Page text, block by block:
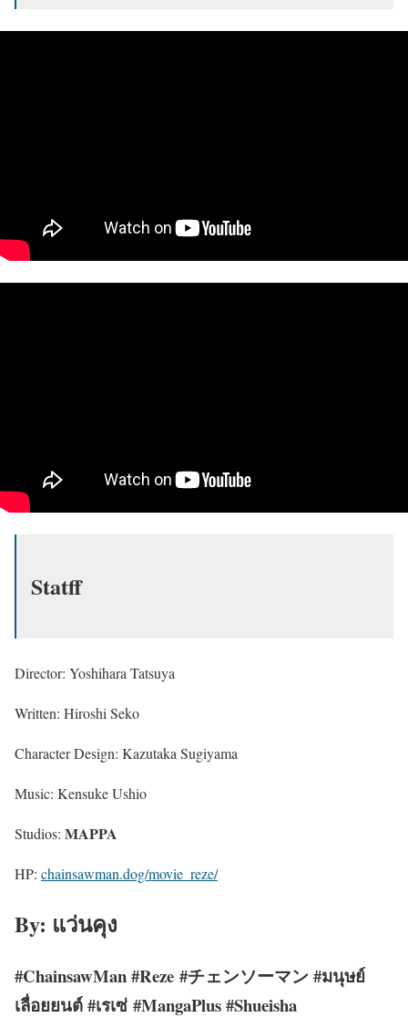
Statff
Director: Yoshihara Tatsuya
Written: Hiroshi Seko
Character Design: Kazutaka Sugiyama
Music: Kensuke Ushio
Studios: MAPPA
HP: chainsawman.dog/movie_reze/
By: แว่นคุง
#ChainsawMan #Reze #チェンソーマン #มนุษย์
เลื่อยยนต์ #เรเซ่ #MangaPlus#Shueisha